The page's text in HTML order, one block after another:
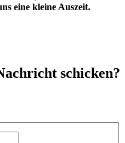
eine kleine Auszeit.
schicken?